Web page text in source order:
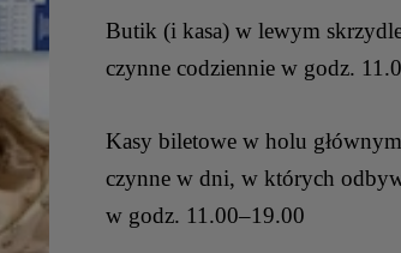
Butik (i kasa) w lewym
czynne codziennie w godz.
Kasy biletowe w holu
czynne w dni, w których
w godz. 11.00–19.00